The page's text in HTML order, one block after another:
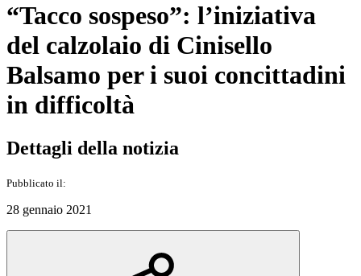
“Tacco sospeso”: l’iniziativa
del calzolaio di Cinisello
Balsamo per i suoi concittadini
in difficoltà
Dettagli della notizia
Pubblicato il:
28 gennaio 2021